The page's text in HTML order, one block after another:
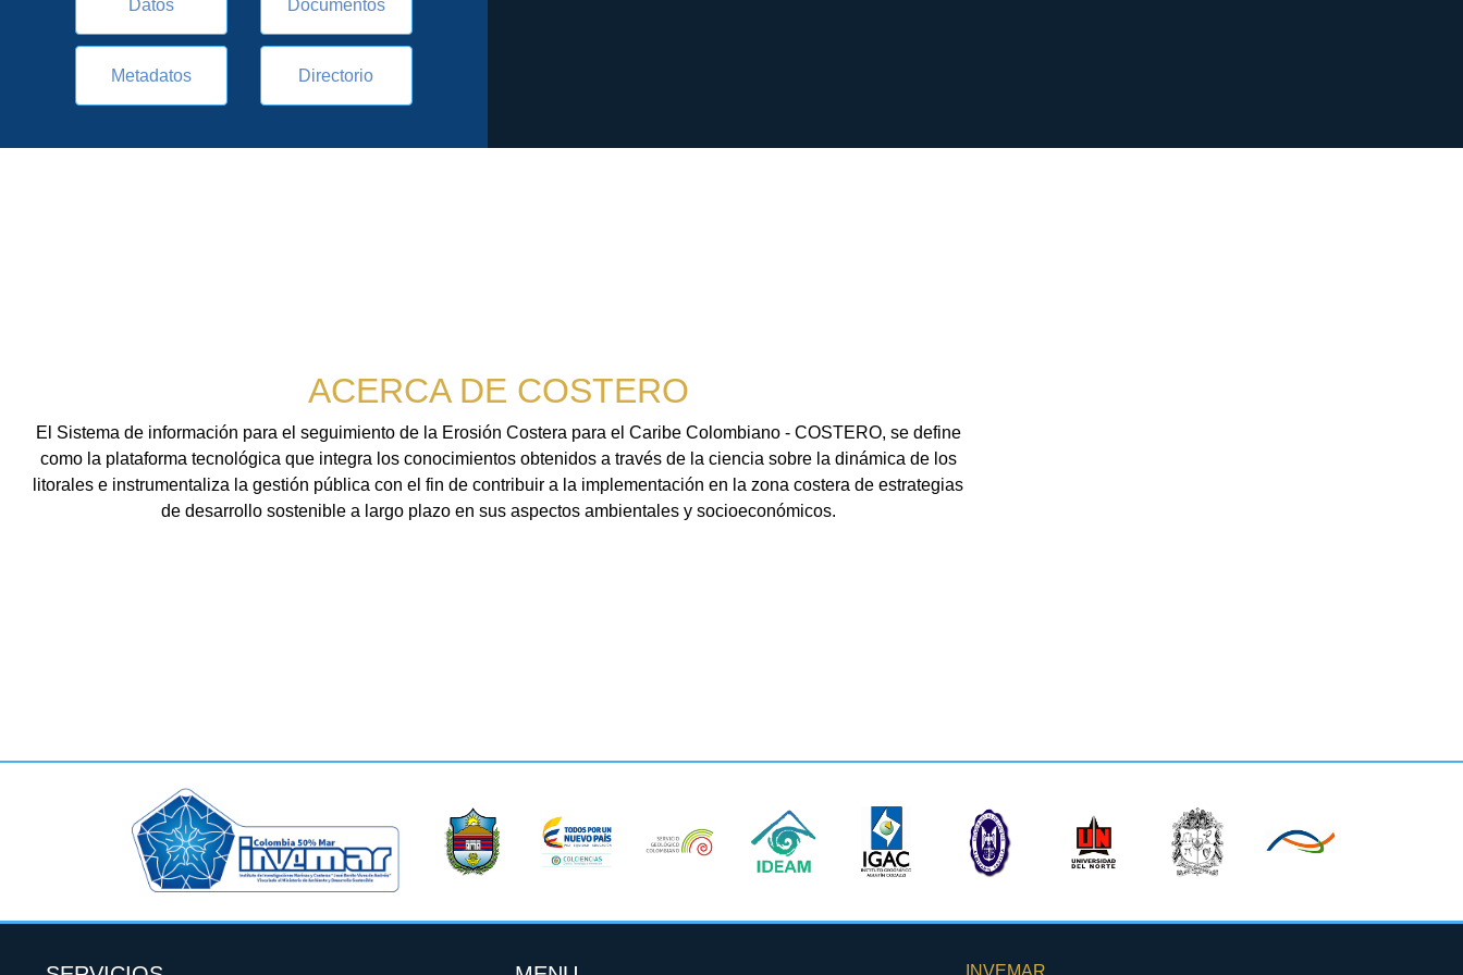
Datos Documentos
Metadatos Directorio
ACERCA DE COSTERO
El Sistema de información para el seguimiento de la Erosión Costera para el Caribe Colombiano - COSTERO, se define
como la plataforma tecnológica que integra los conocimientos obtenidos a través de la ciencia sobre la dinámica de los
litorales e instrumentaliza la gestión pública con el fin de contribuir a la implementación en la zona costera de estrategias
de desarrollo sostenible a largo plazo en sus aspectos ambientales y socioeconómicos.
INVEMAR